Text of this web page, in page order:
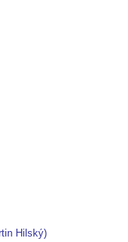
Hilský)